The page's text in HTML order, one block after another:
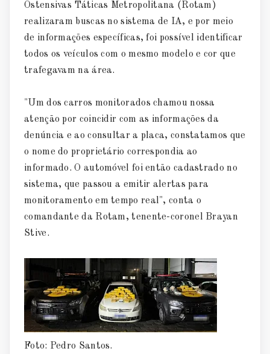
Ostensivas Táticas Metropolitana (Rotam)
realizaram buscas no sistema de IA, e por meio
de informações específicas, foi possível identificar
todos os veículos com o mesmo modelo e cor que
trafegavam na área.
"Um dos carros monitorados chamou nossa
atenção por coincidir com as informações da
denúncia e ao consultar a placa, constatamos que
o nome do proprietário correspondia ao
informado. O automóvel foi então cadastrado no
sistema, que passou a emitir alertas para
monitoramento em tempo real", conta o
comandante da Rotam, tenente-coronel Brayan
Stive.
Foto: Pedro Santos.